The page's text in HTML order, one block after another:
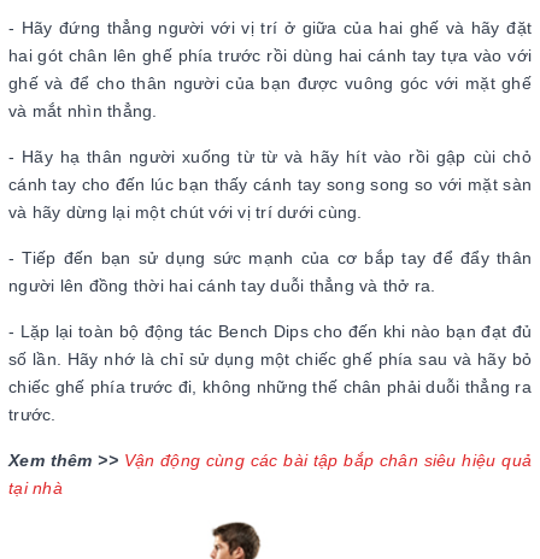
- Hãy đứng thẳng người với vị trí ở giữa của hai ghế và hãy đặt
hai gót chân lên ghế phía trước rồi dùng hai cánh tay tựa vào với
ghế và để cho thân người của bạn được vuông góc với mặt ghế
và mắt nhìn thẳng.
- Hãy hạ thân người xuống từ từ và hãy hít vào rồi gập cùi chỏ
cánh tay cho đến lúc bạn thấy cánh tay song song so với mặt sàn
và hãy dừng lại một chút với vị trí dưới cùng.
- Tiếp đến bạn sử dụng sức mạnh của cơ bắp tay để đẩy thân
người lên đồng thời hai cánh tay duỗi thẳng và thở ra.
- Lặp lại toàn bộ động tác Bench Dips cho đến khi nào bạn đạt đủ
số lần. Hãy nhớ là chỉ sử dụng một chiếc ghế phía sau và hãy bỏ
chiếc ghế phía trước đi, không những thế chân phải duỗi thẳng ra
trước.
Xem thêm >> Vận động cùng các bài tập bắp chân siêu hiệu quả
tại nhà